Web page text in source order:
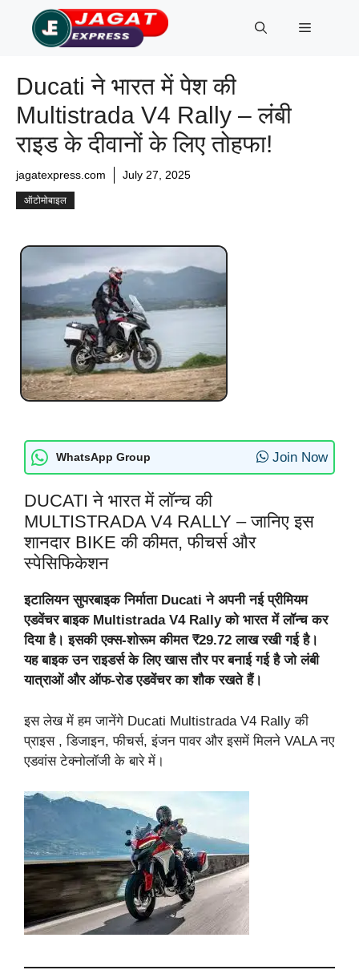
content
Menu
Ducati ने भारत में पेश की
Multistrada V4 Rally – लंबी
राइड के दीवानों के लिए तोहफा!
jagatexpress.com July 27, 2025
ऑटोमोबाइल
WhatsApp Group Join Now
DUCATI ने भारत में लॉन्च की
MULTISTRADA V4 RALLY – जानिए इस
शानदार BIKE की कीमत, फीचर्स और
स्पेसिफिकेशन
इटालियन सुपरबाइक निर्माता Ducati ने अपनी नई प्रीमियम
एडवेंचर बाइक Multistrada V4 Rally को भारत में लॉन्च कर
दिया है। इसकी एक्स-शोरूम कीमत ₹29.72 लाख रखी गई है।
यह बाइक उन राइडर्स के लिए खास तौर पर बनाई गई है जो लंबी
यात्राओं और ऑफ-रोड एडवेंचर का शौक रखते हैं।
इस लेख में हम जानेंगे Ducati Multistrada V4 Rally की
प्राइस , डिजाइन, फीचर्स, इंजन पावर और इसमें मिलने VALA नए
एडवांस टेक्नोलॉजी के बारे में।